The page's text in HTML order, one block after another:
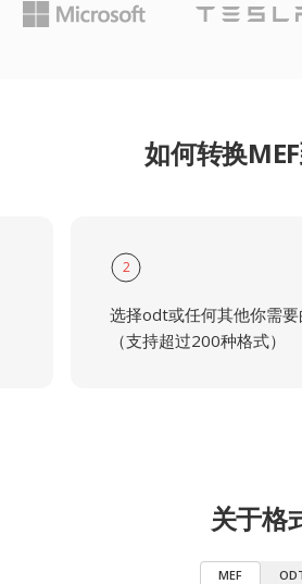
如何转换
2
选择odt或任何其他你需
（支持超过200种格式）
关于格
MEF